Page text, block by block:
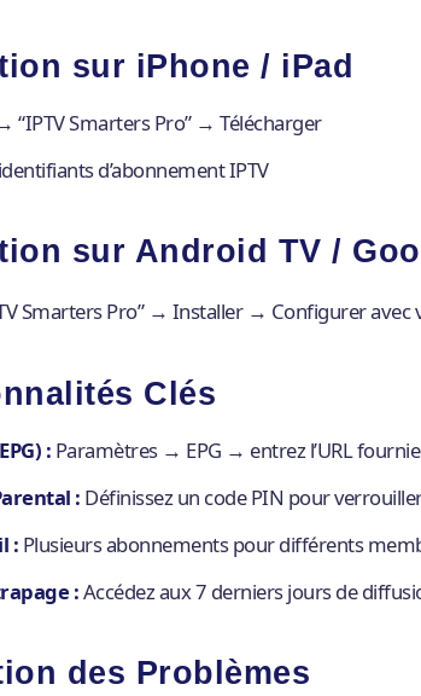
sur iPhone / iPad
“IPTV Smarters Pro” → Télécharger
d’abonnement IPTV
sur Android TV /
Smarters Pro” → Installer → Configurer avec
Clés
: Paramètres → EPG → entrez l’URL
: Définissez un code PIN pour
: Plusieurs abonnements pour différents
:Accédez aux 7 derniers jours de
des Problèmes